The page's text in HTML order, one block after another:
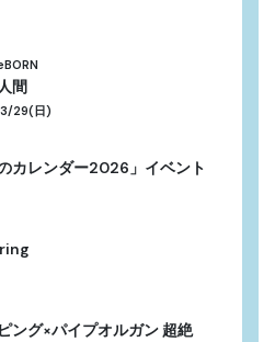
間
29(日)
カレンダー2026」イベント
ング×パイプオルガン 超絶